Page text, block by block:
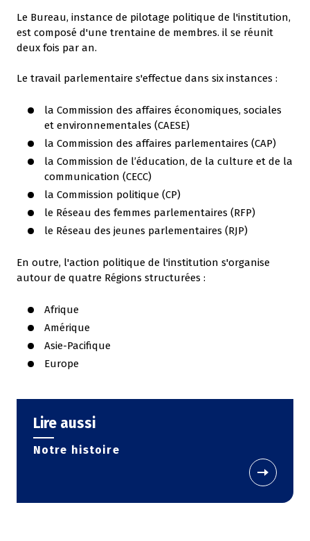
Le Bureau, instance de pilotage politique de l'institution,
est composé d'une trentaine de membres. il se réunit
deux fois par an.
Le travail parlementaire s'effectue dans six instances :
la Commission des affaires économiques, sociales
et environnementales (CAESE)
la Commission des affaires parlementaires (CAP)
la Commission de l’éducation, de la culture et de la
communication (CECC)
la Commission politique (CP)
le Réseau des femmes parlementaires (RFP)
le Réseau des jeunes parlementaires (RJP)
En outre, l'action politique de l'institution s'organise
autour de quatre Régions structurées :
Afrique
Amérique
Asie-Pacifique
Europe
Lire aussi
Notre histoire